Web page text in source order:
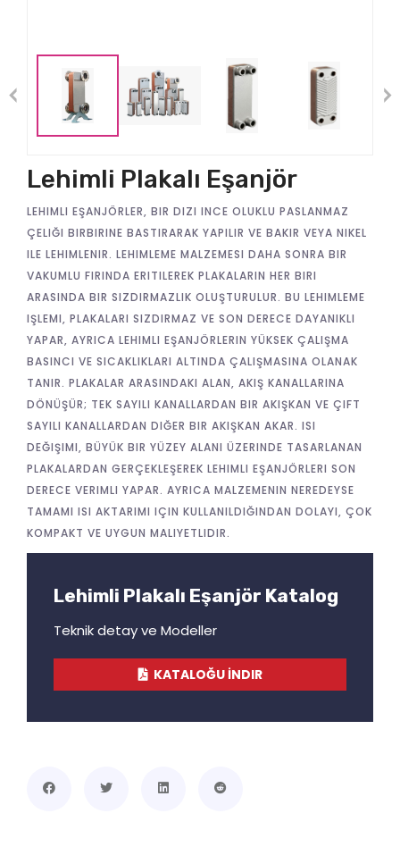
Previous
Lehimli Plakalı Eşanjör
LEHIMLI EŞANJÖRLER, BIR DIZI INCE OLUKLU PASLANMAZ
ÇELIĞI BIRBIRINE BASTIRARAK YAPILIR VE BAKIR VEYA NIKEL
ILE LEHIMLENIR. LEHIMLEME MALZEMESI DAHA SONRA BIR
VAKUMLU FIRINDA ERITILEREK PLAKALARIN HER BIRI
ARASINDA BIR SIZDIRMAZLIK OLUŞTURULUR. BU LEHIMLEME
IŞLEMI, PLAKALARI SIZDIRMAZ VE SON DERECE DAYANIKLI
YAPAR, AYRICA LEHIMLI EŞANJÖRLERIN YÜKSEK ÇALIŞMA
BASINCI VE SICAKLIKLARI ALTINDA ÇALIŞMASINA OLANAK
TANIR. PLAKALAR ARASINDAKI ALAN, AKIŞ KANALLARINA
DÖNÜŞÜR; TEK SAYILI KANALLARDAN BIR AKIŞKAN VE ÇIFT
SAYILI KANALLARDAN DIĞER BIR AKIŞKAN AKAR. ISI
DEĞIŞIMI, BÜYÜK BIR YÜZEY ALANI ÜZERINDE TASARLANAN
PLAKALARDAN GERÇEKLEŞEREK LEHIMLI EŞANJÖRLERI SON
DERECE VERIMLI YAPAR. AYRICA MALZEMENIN NEREDEYSE
TAMAMI ISI AKTARIMI IÇIN KULLANILDIĞINDAN DOLAYI, ÇOK
KOMPAKT VE UYGUN MALIYETLIDIR.
Lehimli Plakalı Eşanjör Katalog
Teknik detay ve Modeller
KATALOĞU İNDIR